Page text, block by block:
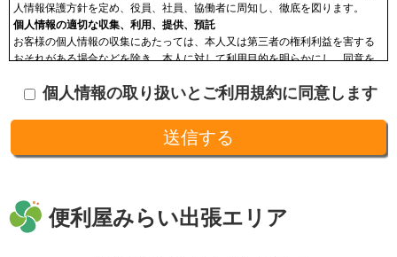
人情報保護方針を定め、役員、社員、協働者に周知し、徹底を図ります。
個人情報の適切な収集、利用、提供、預託
お客様の個人情報の収集にあたっては、本人又は第三者の権利利益を害する
おそれがある場合などを除き、本人に対して利用目的を明らかにし、同意を
範囲を限定し、適切に取り扱います。収集した個人情報は、法令に基づく命
十分な個人情報保護の水準を備える者を選び、また、契約等によって保護水
準を守るよう定めた上で、指導・管理を実施し、適切に取り扱います。
す。個人情報の滅失、き損、漏えいおよび不正アクセスなどの予防ならびに
是正。当方は、お客様の個人情報を厳格に管理し、滅失、き損、漏えいや不
個人情報の取り扱いとご利用規約に同意します
便利屋みらい出張エリア